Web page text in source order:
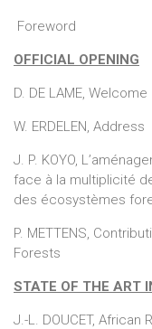
Foreword
OFFICIAL OPENING
D. DE LAME, Welcome
W. ERDELEN, Address
J. P. KOYO,
face à la multiplicité
des écosystèmes
P. METTENS,
Forests
STATE OF THE ART
J.-L. DOUCET, African